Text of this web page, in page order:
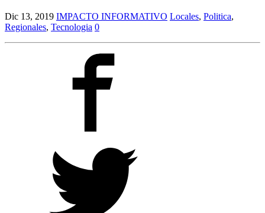
Dic 13, 2019 IMPACTO INFORMATIVO Locales, Politica,
Regionales, Tecnologia 0